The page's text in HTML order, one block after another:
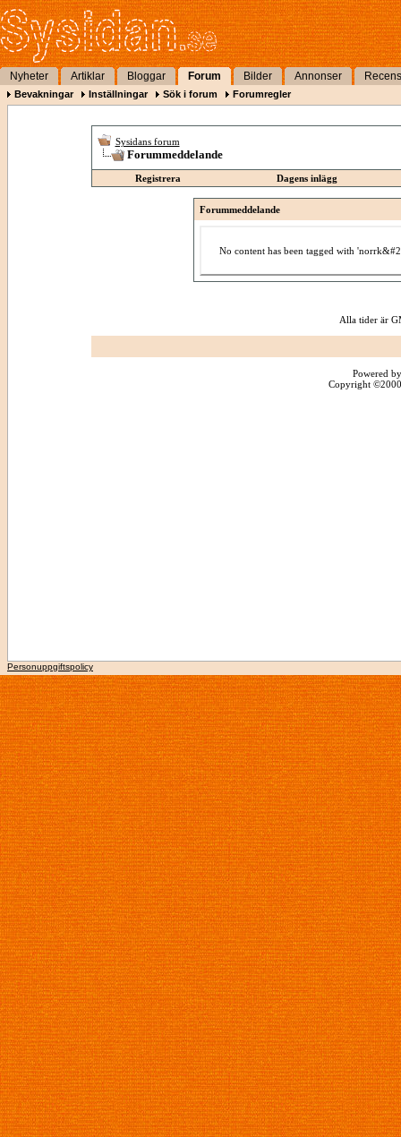
Nyheter Artiklar Bloggar Forum Bilder Annonser
Bevakningar Inställningar Sök i forum Forumregler
Sysidans forum
Forummeddelande
Registrera Dagens inlägg
Forummeddelande
No content has been tagged with
Alla tider är
Powered
Copyright
Personuppgiftspolicy